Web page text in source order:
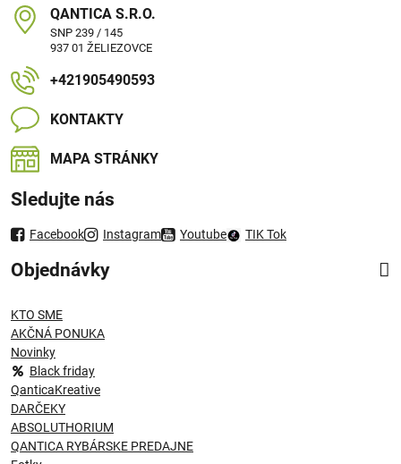
QANTICA S​.R​.O​.
SNP 239 / 145
937 01 ŽELIEZOVCE
+421905490593
KONTAKTY
MAPA STRÁNKY
Sledujte nás
Facebook Instagram Youtube TIK Tok
Objednávky
KTO SME
AKČNÁ PONUKA
Novinky
Black friday
QanticaKreative
DARČEKY
ABSOLUTHORIUM
QANTICA RYBÁRSKE PREDAJNE